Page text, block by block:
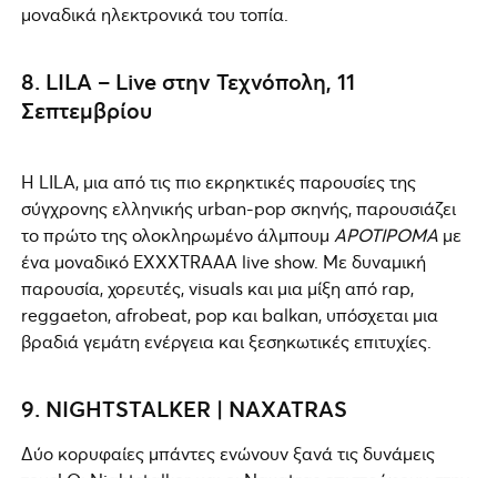
μοναδικά ηλεκτρονικά του τοπία.
8. LILA – Live στην Τεχνόπολη, 11
Σεπτεμβρίου
Η LILA, μια από τις πιο εκρηκτικές παρουσίες της
σύγχρονης ελληνικής urban-pop σκηνής, παρουσιάζει
το πρώτο της ολοκληρωμένο άλμπουμ APOTIPOMA με
ένα μοναδικό EXXXTRAAA live show. Με δυναμική
παρουσία, χορευτές, visuals και μια μίξη από rap,
reggaeton, afrobeat, pop και balkan, υπόσχεται μια
βραδιά γεμάτη ενέργεια και ξεσηκωτικές επιτυχίες.
9. NIGHTSTALKER | NAXATRAS
Δύο κορυφαίες μπάντες ενώνουν ξανά τις δυνάμεις